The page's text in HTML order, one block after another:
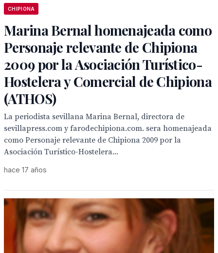
CHIPIONA
Marina Bernal homenajeada como
Personaje relevante de Chipiona
2009 por la Asociación Turístico-
Hostelera y Comercial de Chipiona
(ATHOS)
La periodista sevillana Marina Bernal, directora de
sevillapress.com y farodechipiona.com. sera homenajeada
como Personaje relevante de Chipiona 2009 por la
Asociación Turístico-Hostelera...
hace 17 años